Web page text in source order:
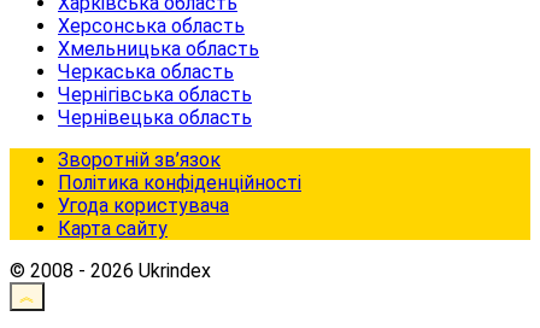
Херсонська область
Хмельницька область
Черкаська область
Чернігівська область
Чернівецька область
Зворотній зв’язок
Політика конфіденційності
Угода користувача
Карта сайту
© 2008 - 2026 Ukrindex